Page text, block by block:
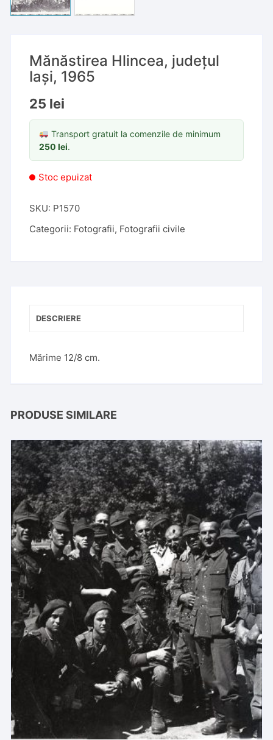
Mănăstirea Hlincea, județul
Iași, 1965
25 lei
Transport gratuit la comenzile de minimum
250lei.
Stoc epuizat
SKU: P1570
Categorii: Fotografii, Fotografii civile
DESCRIERE
Mărime 12/8 cm.
PRODUSE SIMILARE